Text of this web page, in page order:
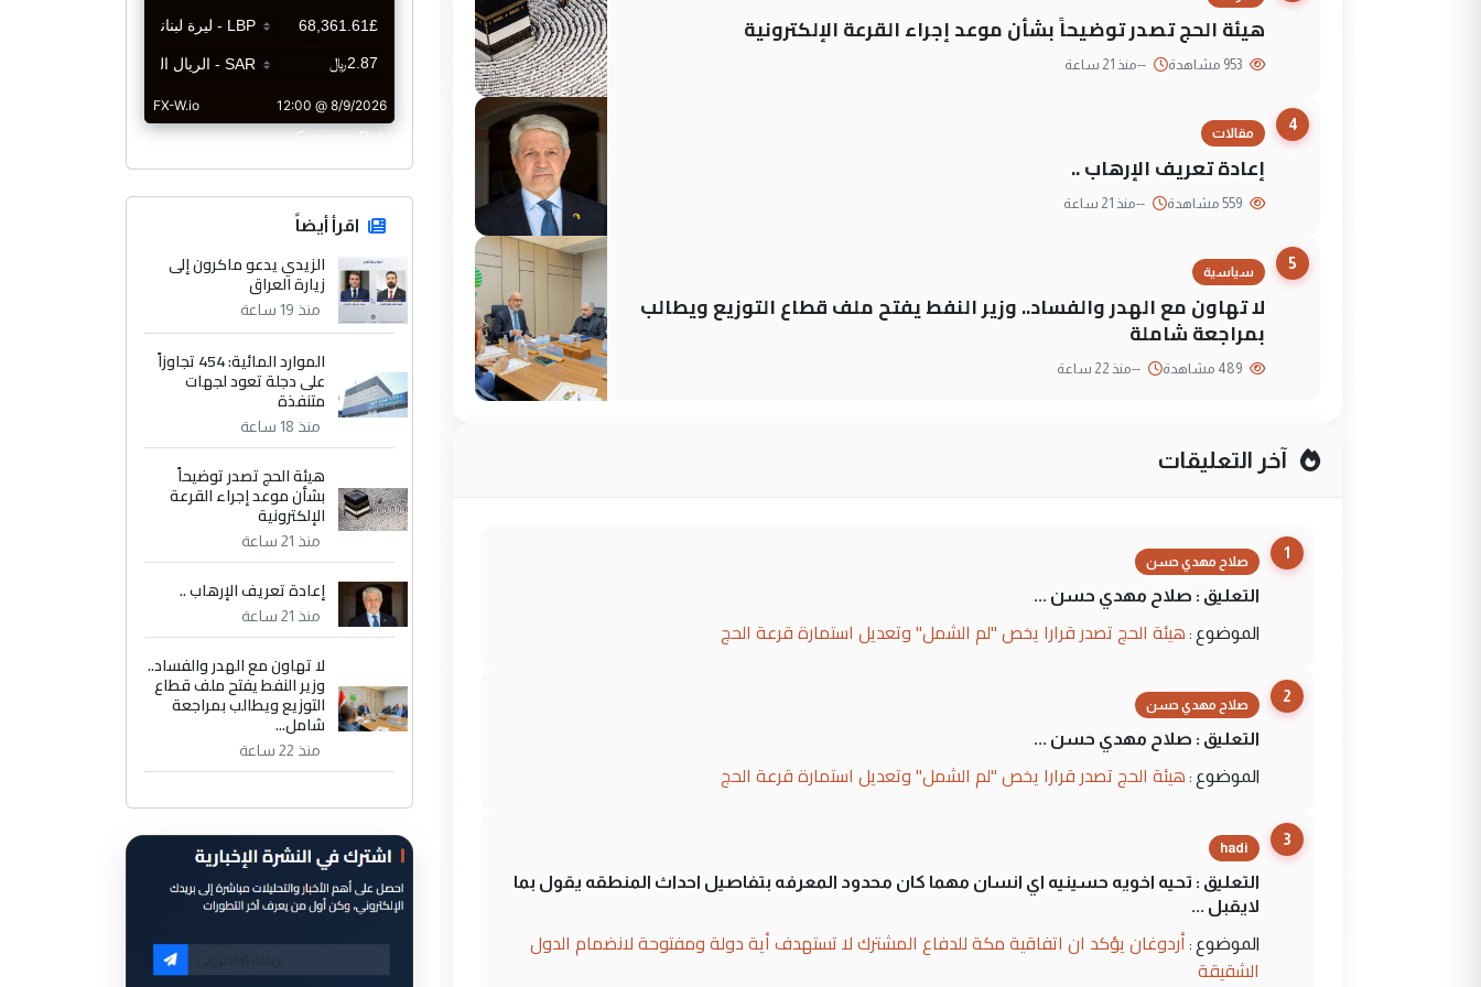
هيئة الحج تصدر توضيحاً بشأن موعد إجراء القرعة الإلكترونية
--منذ 21 ساعة
4
مقالات
إعادة تعريف الإرهاب ..
--منذ 21 ساعة
5
سياسية
لا تهاون مع الهدر والفساد.. وزير النفط يفتح ملف قطاع التوزيع ويطالب
بمراجعة شاملة
--منذ 22 ساعة
آخر التعليقات
1
صلاح مهدي حسن
التعليق : صلاح مهدي حسن ...
الموضوع : هيئة الحج تصدر قرارا يخص "لم الشمل" وتعديل استمارة قرعة الحج
2
صلاح مهدي حسن
التعليق : صلاح مهدي حسن ...
الموضوع : هيئة الحج تصدر قرارا يخص "لم الشمل" وتعديل استمارة قرعة الحج
3
hadi
التعليق : تحيه اخويه حسينيه اي انسان مهما كان محدود المعرفه بتفاصيل احداث المنطقه يقول بما
لايقبل ...
الموضوع : أردوغان يؤكد ان اتفاقية مكة للدفاع المشترك لا تستهدف أية دولة ومفتوحة لانضمام الدول
الشقيقة
CurrencyRate
اقرأ أيضاً
الزيدي يدعو ماكرون إلى
زيارة العراق
منذ 19 ساعة
الموارد المائية: 454 تجاوزاً
على دجلة تعود لجهات
متنفذة
منذ 18 ساعة
هيئة الحج تصدر توضيحاً
بشأن موعد إجراء القرعة
الإلكترونية
منذ 21 ساعة
إعادة تعريف الإرهاب ..
منذ 21 ساعة
لا تهاون مع الهدر والفساد..
وزير النفط يفتح ملف قطاع
التوزيع ويطالب بمراجعة
شامل...
منذ 22 ساعة